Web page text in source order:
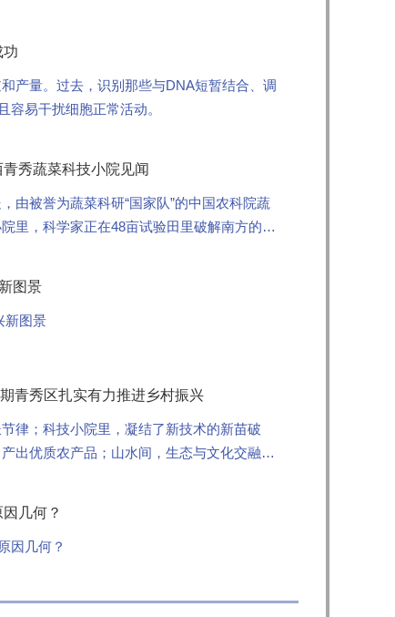
功
产量。过去，识别那些与DNA短暂结合、调
容易干扰细胞正常活动。
秀蔬菜科技小院见闻
由被誉为蔬菜科研“国家队”的中国农科院蔬
里，科学家正在48亩试验田里破解南方的蔬
图景
新图景
青秀区扎实有力推进乡村振兴
律；科技小院里，凝结了新技术的新苗破
出优质农产品；山水间，生态与文化交融，
几何？
因几何？